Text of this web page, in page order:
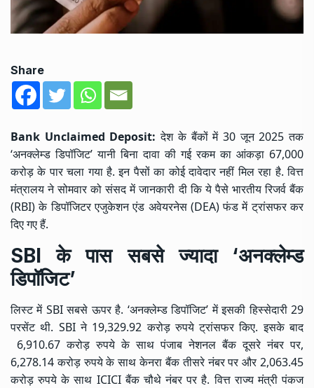
Share
Bank Unclaimed Deposit: देश के बैंकों में 30 जून 2025 तक
‘अनक्लेम्ड डिपॉजिट’ यानी बिना दावा की गई रकम का आंकड़ा 67,000
करोड़ के पार चला गया है. इन पैसों का कोई दावेदार नहीं मिल रहा है. वित्त
मंत्रालय ने सोमवार को संसद में जानकारी दी कि ये पैसे भारतीय रिजर्व बैंक
(RBI) के डिपॉजिटर एजुकेशन एंड अवेयरनेस (DEA) फंड में ट्रांसफर कर
दिए गए हैं.
SBI के पास सबसे ज्यादा ‘अनक्लेम्ड
डिपॉजिट’
लिस्ट में SBI सबसे ऊपर है. ‘अनक्लेम्ड डिपॉजिट’ में इसकी हिस्सेदारी 29
परसेंट थी. SBI ने 19,329.92 करोड़ रुपये ट्रांसफर किए. इसके बाद
6,910.67 करोड़ रुपये के साथ पंजाब नेशनल बैंक दूसरे नंबर पर,
6,278.14 करोड़ रुपये के साथ केनरा बैंक तीसरे नंबर पर और 2,063.45
करोड़ रुपये के साथ ICICI बैंक चौथे नंबर पर है. वित्त राज्य मंत्री पंकज